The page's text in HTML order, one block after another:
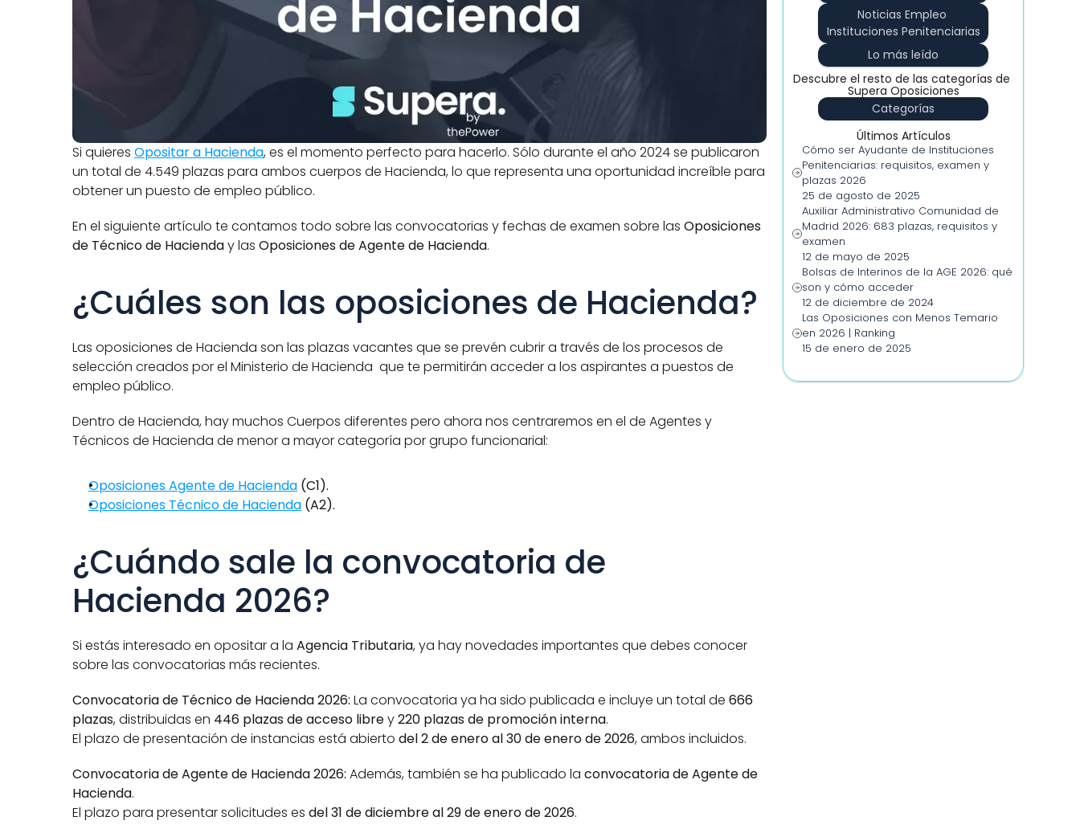
Si quieres Opositar a Hacienda, es el momento perfecto para hacerlo. Sólo durante el año 2024 se publicaron
un total de 4.549 plazas para ambos cuerpos de Hacienda, lo que representa una oportunidad increíble para
obtener un puesto de empleo público.
En el siguiente artículo te contamos todo sobre las convocatorias y fechas de examen sobre las Oposiciones
de Técnico de Hacienda y las Oposiciones de Agente de Hacienda.
¿Cuáles son las oposiciones de Hacienda?
Las oposiciones de Hacienda son las plazas vacantes que se prevén cubrir a través de los procesos de
selección creados por el Ministerio de Hacienda  que te permitirán acceder a los aspirantes a puestos de
empleo público.
Dentro de Hacienda, hay muchos Cuerpos diferentes pero ahora nos centraremos en el de Agentes y
Técnicos de Hacienda de menor a mayor categoría por grupo funcionarial:
Oposiciones Agente de Hacienda (C1).
Oposiciones Técnico de Hacienda (A2).
¿Cuándo sale la convocatoria de
Hacienda 2026?
Si estás interesado en opositar a la Agencia Tributaria, ya hay novedades importantes que debes conocer
sobre las convocatorias más recientes.
Convocatoria de Técnico de Hacienda 2026: La convocatoria ya ha sido publicada e incluye un total de 666
plazas, distribuidas en 446 plazas de acceso libre y 220 plazas de promoción interna.
El plazo de presentación de instancias está abierto del 2 de enero al 30 de enero de 2026, ambos incluidos.
Convocatoria de Agente de Hacienda 2026: Además, también se ha publicado la convocatoria de Agente de
Hacienda.
El plazo para presentar solicitudes es del 31 de diciembre al 29 de enero de 2026.
Noticias Empleo
Instituciones Penitenciarias
Lo más leído
Descubre el resto de las categorías de
Supera Oposiciones
Categorías
Últimos Artículos
Cómo ser Ayudante de Instituciones
Penitenciarias: requisitos, examen y
plazas 2026
25 de agosto de 2025
Auxiliar Administrativo Comunidad de
Madrid 2026: 683 plazas, requisitos y
examen
12 de mayo de 2025
Bolsas de Interinos de la AGE 2026: qué
son y cómo acceder
12 de diciembre de 2024
Las Oposiciones con Menos Temario
en 2026 | Ranking
15 de enero de 2025